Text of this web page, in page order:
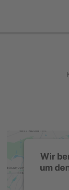
Wir
um